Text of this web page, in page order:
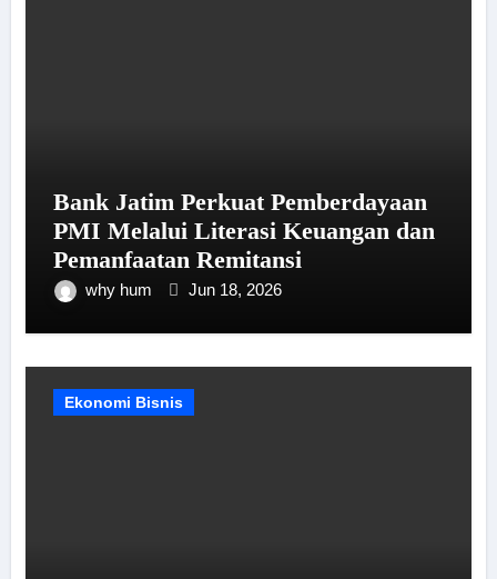
Bank Jatim Perkuat Pemberdayaan
PMI Melalui Literasi Keuangan dan
Pemanfaatan Remitansi
why hum Jun 18, 2026
Ekonomi Bisnis